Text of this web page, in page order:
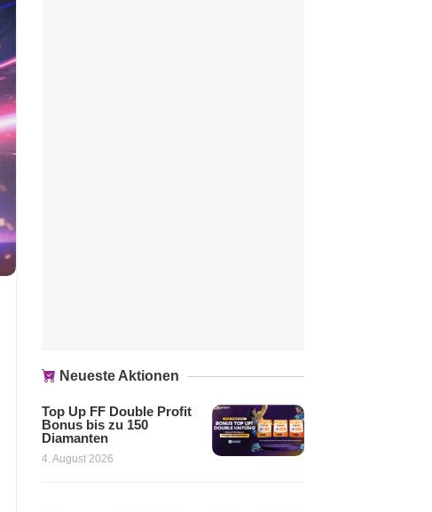
Neueste Aktionen
Top Up FF Double Profit
Bonus bis zu 150
Diamanten
4. August 2026